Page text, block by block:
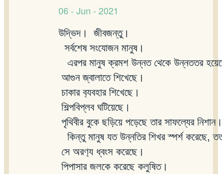
06 - Jun - 2021
উদ্ভিদ। জীবজন্তু।
সর্বশেষ সংযোজন মানুষ।
এরপর মানুষ ক্রমশ উন্নত থেকে উন্নততর
আগুন জ্বালাতে শিখেছে।
চাকার ব্যবহার শিখেছে।
শিল্পবিপ্লব ঘটিয়েছে।
পৃথিবীর বুকে ছড়িয়ে পড়েছে তার সাফল্যের নিশান।
কিন্তু মানুষ যত উন্নতির শিখর স্পর্শ করেছে,
সে অরণ্য ধ্বংস করেছে।
পিপাসার জলকে করেছে কলুষিত।